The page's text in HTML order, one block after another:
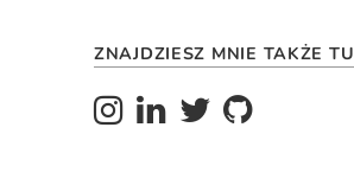
ZNAJDZIESZ MNIE TAKŻE TU